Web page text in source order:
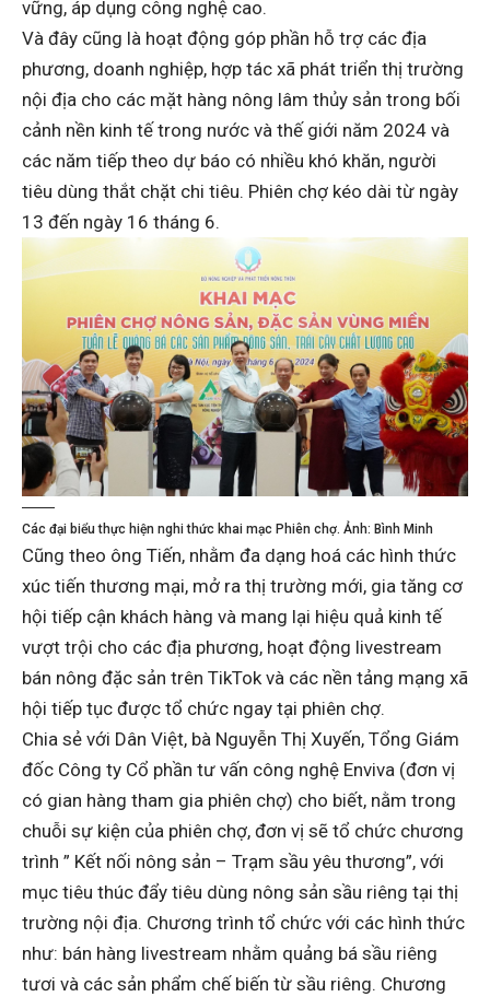
vững, áp dụng công nghệ cao.
Và đây cũng là hoạt động góp phần hỗ trợ các địa
phương, doanh nghiệp, hợp tác xã phát triển thị trường
nội địa cho các mặt hàng nông lâm thủy sản trong bối
cảnh nền kinh tế trong nước và thế giới năm 2024 và
các năm tiếp theo dự báo có nhiều khó khăn, người
tiêu dùng thắt chặt chi tiêu. Phiên chợ kéo dài từ ngày
13 đến ngày 16 tháng 6.
Các đại biểu thực hiện nghi thức khai mạc Phiên chợ. Ảnh: Bình Minh
Cũng theo ông Tiến, nhằm đa dạng hoá các hình thức
xúc tiến thương mại, mở ra thị trường mới, gia tăng cơ
hội tiếp cận khách hàng và mang lại hiệu quả kinh tế
vượt trội cho các địa phương, hoạt động livestream
bán nông đặc sản trên TikTok và các nền tảng mạng xã
hội tiếp tục được tổ chức ngay tại phiên chợ.
Chia sẻ với Dân Việt, bà Nguyễn Thị Xuyến, Tổng Giám
đốc Công ty Cổ phần tư vấn công nghệ Enviva (đơn vị
có gian hàng tham gia phiên chợ) cho biết, nằm trong
chuỗi sự kiện của phiên chợ, đơn vị sẽ tổ chức chương
trình ” Kết nối nông sản – Trạm sầu yêu thương”, với
mục tiêu thúc đẩy tiêu dùng nông sản sầu riêng tại thị
trường nội địa. Chương trình tổ chức với các hình thức
như: bán hàng livestream nhằm quảng bá sầu riêng
tươi và các sản phẩm chế biến từ sầu riêng. Chương